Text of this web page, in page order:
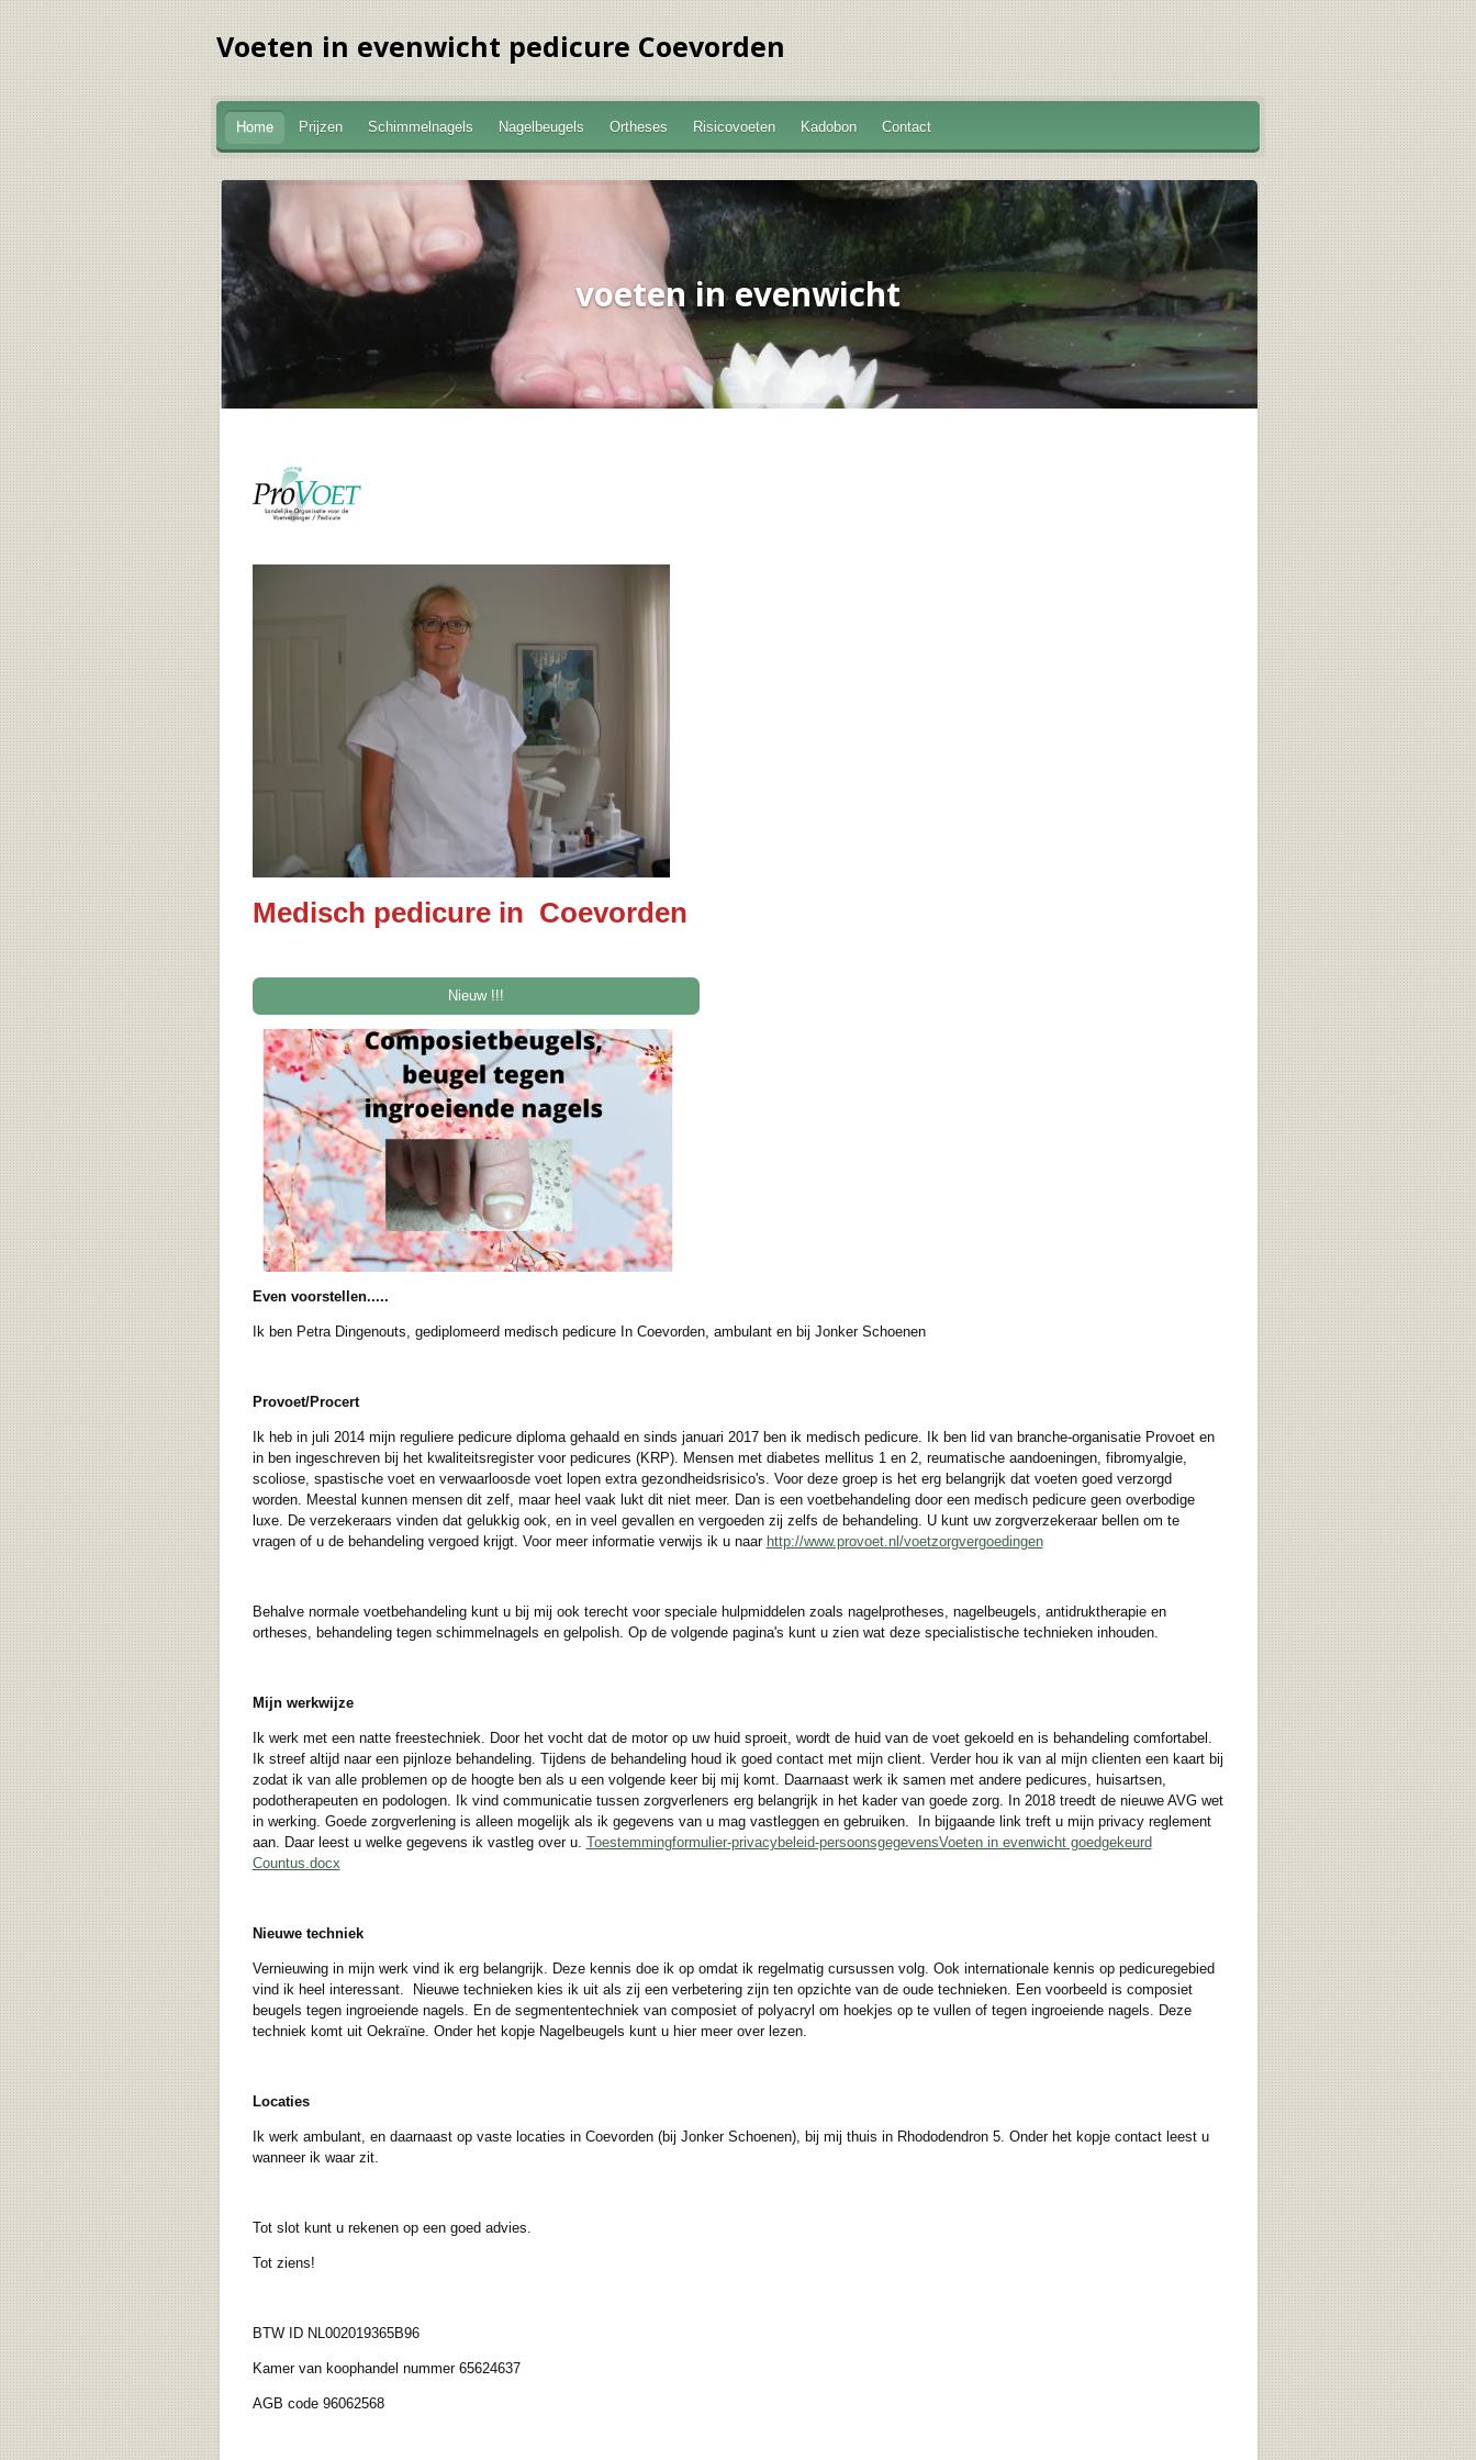
Voeten in evenwicht pedicure Coevorden
Home Prijzen Schimmelnagels Nagelbeugels Ortheses Risicovoeten Kadobon Contact
voeten in evenwicht
Medisch pedicure in Coevorden
Nieuw !!!
Even voorstellen.....
Ik ben Petra Dingenouts, gediplomeerd medisch pedicure In Coevorden, ambulant en bij Jonker Schoenen
Provoet/Procert
Ik heb in juli 2014 mijn reguliere pedicure diploma gehaald en sinds januari 2017 ben ik medisch pedicure. Ik ben lid van branche-organisatie Provoet en
in ben ingeschreven bij het kwaliteitsregister voor pedicures (KRP). Mensen met diabetes mellitus 1 en 2, reumatische aandoeningen, fibromyalgie,
scoliose, spastische voet en verwaarloosde voet lopen extra gezondheidsrisico's. Voor deze groep is het erg belangrijk dat voeten goed verzorgd
worden. Meestal kunnen mensen dit zelf, maar heel vaak lukt dit niet meer. Dan is een voetbehandeling door een medisch pedicure geen overbodige
luxe. De verzekeraars vinden dat gelukkig ook, en in veel gevallen en vergoeden zij zelfs de behandeling. U kunt uw zorgverzekeraar bellen om te
vragen of u de behandeling vergoed krijgt. Voor meer informatie verwijs ik u naar http://www.provoet.nl/voetzorgvergoedingen
Behalve normale voetbehandeling kunt u bij mij ook terecht voor speciale hulpmiddelen zoals nagelprotheses, nagelbeugels, antidruktherapie en
ortheses, behandeling tegen schimmelnagels en gelpolish. Op de volgende pagina's kunt u zien wat deze specialistische technieken inhouden.
Mijn werkwijze
Ik werk met een natte freestechniek. Door het vocht dat de motor op uw huid sproeit, wordt de huid van de voet gekoeld en is behandeling comfortabel.
Ik streef altijd naar een pijnloze behandeling. Tijdens de behandeling houd ik goed contact met mijn client. Verder hou ik van al mijn clienten een kaart bij
zodat ik van alle problemen op de hoogte ben als u een volgende keer bij mij komt. Daarnaast werk ik samen met andere pedicures, huisartsen,
podotherapeuten en podologen. Ik vind communicatie tussen zorgverleners erg belangrijk in het kader van goede zorg. In 2018 treedt de nieuwe AVG wet
in werking. Goede zorgverlening is alleen mogelijk als ik gegevens van u mag vastleggen en gebruiken. In bijgaande link treft u mijn privacy reglement
aan. Daar leest u welke gegevens ik vastleg over u. Toestemmingformulier-privacybeleid-persoonsgegevensVoeten in evenwicht goedgekeurd
Countus.docx
Nieuwe techniek
Vernieuwing in mijn werk vind ik erg belangrijk. Deze kennis doe ik op omdat ik regelmatig cursussen volg. Ook internationale kennis op pedicuregebied
vind ik heel interessant. Nieuwe technieken kies ik uit als zij een verbetering zijn ten opzichte van de oude technieken. Een voorbeeld is composiet
beugels tegen ingroeiende nagels. En de segmententechniek van composiet of polyacryl om hoekjes op te vullen of tegen ingroeiende nagels. Deze
techniek komt uit Oekraïne. Onder het kopje Nagelbeugels kunt u hier meer over lezen.
Locaties
Ik werk ambulant, en daarnaast op vaste locaties in Coevorden (bij Jonker Schoenen), bij mij thuis in Rhododendron 5. Onder het kopje contact leest u
wanneer ik waar zit.
Tot slot kunt u rekenen op een goed advies.
Tot ziens!
BTW ID NL002019365B96
Kamer van koophandel nummer 65624637
AGB code 96062568